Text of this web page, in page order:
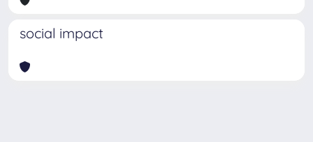
social impact